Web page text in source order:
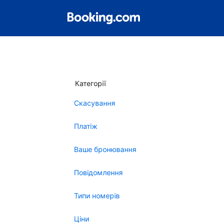
Категорії
Скасування
Платіж
Ваше бронювання
Повідомлення
Типи номерів
Ціни